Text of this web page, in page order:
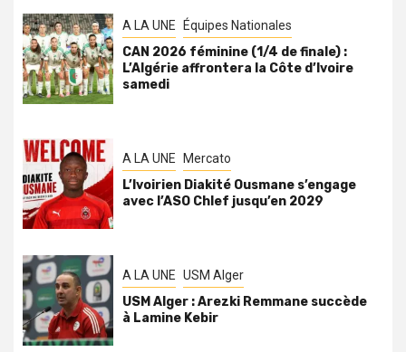
A LA UNE Équipes Nationales
CAN 2026 féminine (1/4 de finale) :
L’Algérie affrontera la Côte d’Ivoire
samedi
A LA UNE Mercato
L’Ivoirien Diakité Ousmane s’engage
avec l’ASO Chlef jusqu’en 2029
A LA UNE USM Alger
USM Alger : Arezki Remmane succède
à Lamine Kebir